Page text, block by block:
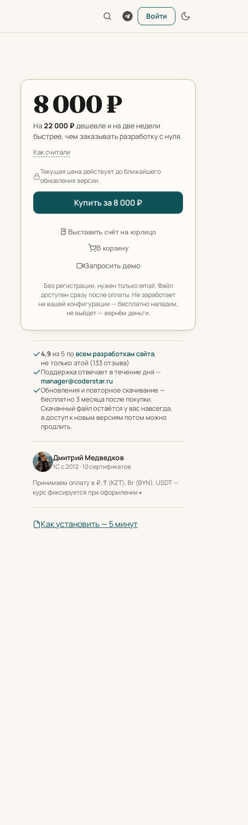
Войти
8 000 ₽
На22 000 ₽дешевле и на две недели
быстрее, чем заказывать разработку с нуля.
Как считали
Текущая цена действует до ближайшего
обновления версии.
Купить за 8 000 ₽
Выставить счёт на юрлицо
В корзину
Запросить демо
Без регистрации, нужен только email. Файл
доступен сразу после оплаты. Не заработает
на вашей конфигурации — бесплатно наладим,
не выйдет — вернём деньги.
4,9 из 5 по всем разработкам сайта,
не только этой (133 отзыва)
Поддержка отвечает в течение дня —
manager@coderstar.ru
Обновления и повторное скачивание —
бесплатно 3 месяца после покупки.
Скачанный файл остаётся у вас навсегда,
а доступ к новым версиям потом можно
продлить.
Дмитрий Медведков
1С с 2012 · 10 сертификатов
Принимаем оплату в ₽, ₸ (KZT), Br (BYN), USDT —
курс фиксируется при оформлении
Как установить — 5 минут